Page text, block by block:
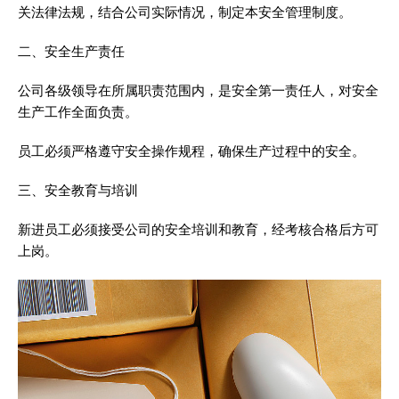
关法律法规，结合公司实际情况，制定本安全管理制度。
二、安全生产责任
公司各级领导在所属职责范围内，是安全第一责任人，对安全
生产工作全面负责。
员工必须严格遵守安全操作规程，确保生产过程中的安全。
三、安全教育与培训
新进员工必须接受公司的安全培训和教育，经考核合格后方可
上岗。